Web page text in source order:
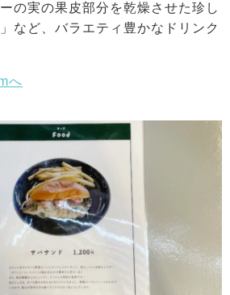
の実の果皮部分を乾燥させた珍し
など、バラエティ豊かなドリンク
へ